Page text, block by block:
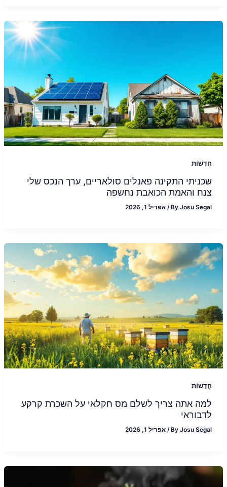
חֲדָשׁוֹת
שכניתי התקינה פאנלים סולאריים, ערך הנכס שלי
צנח והאמת הכואבת נחשפה
ByJosu Segal
/ אפריל 1, 2026
חֲדָשׁוֹת
למה אתה צריך לשלם מס חקלאי על השכרת קרקע
לדבוראי
ByJosu Segal
/ אפריל 1, 2026